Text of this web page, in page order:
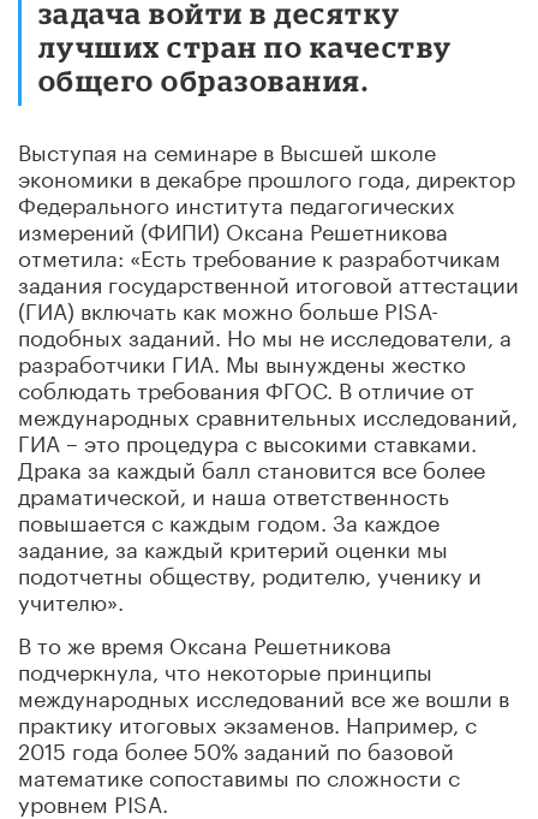
задача войти в десятку
лучших стран по качеству
общего образования.
Выступая на семинаре в Высшей школе
экономики в декабре прошлого года, директор
Федерального института педагогических
измерений (ФИПИ) Оксана Решетникова
отметила: «Есть требование к разработчикам
задания государственной итоговой аттестации
(ГИА) включать как можно больше PISA-
подобных заданий. Но мы не исследователи, а
разработчики ГИА. Мы вынуждены жестко
соблюдать требования ФГОС. В отличие от
международных сравнительных исследований,
ГИА – это процедура с высокими ставками.
Драка за каждый балл становится все более
драматической, и наша ответственность
повышается с каждым годом. За каждое
задание, за каждый критерий оценки мы
подотчетны обществу, родителю, ученику и
учителю».
В то же время Оксана Решетникова
подчеркнула, что некоторые принципы
международных исследований все же вошли в
практику итоговых экзаменов. Например, с
2015 года более 50% заданий по базовой
математике сопоставимы по сложности с
уровнем PISA.